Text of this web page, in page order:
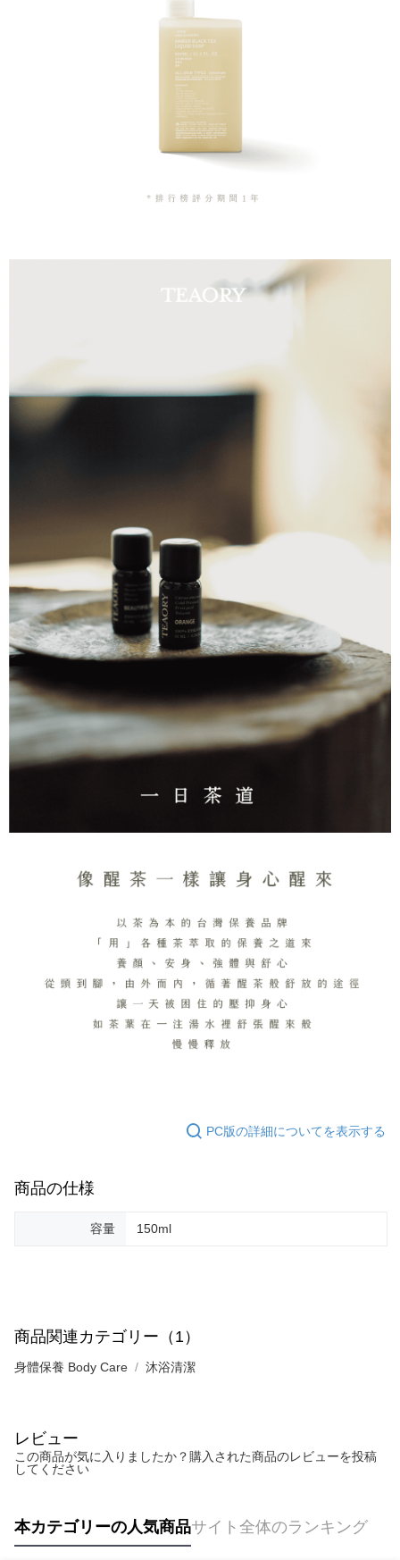
PC版の詳細についてを表示する
商品の仕様
容量 150ml
商品関連カテゴリー（1）
身體保養 Body Care 沐浴清潔
レビュー
この商品が気に入りましたか？購入された商品のレビューを投稿
してください
本カテゴリーの人気商品サイト全体のランキング